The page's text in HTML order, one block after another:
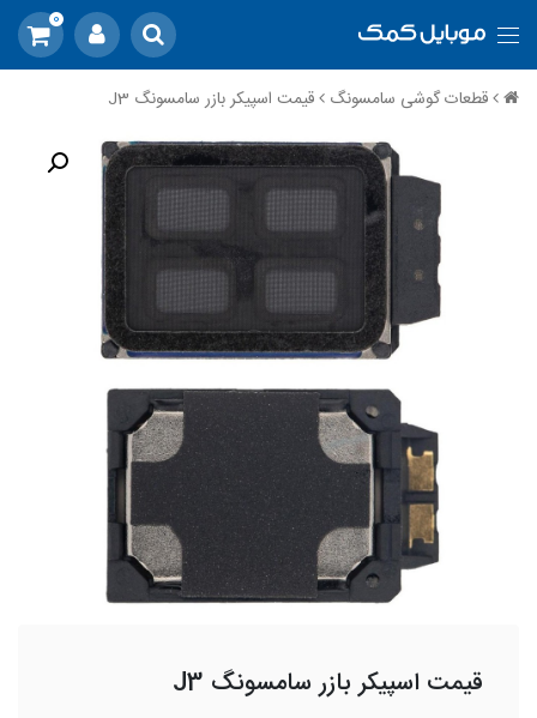
0
قطعات گوشی سامسونگ قیمت اسپیکر بازر سامسونگ J3
قیمت اسپیکر بازر سامسونگ J3